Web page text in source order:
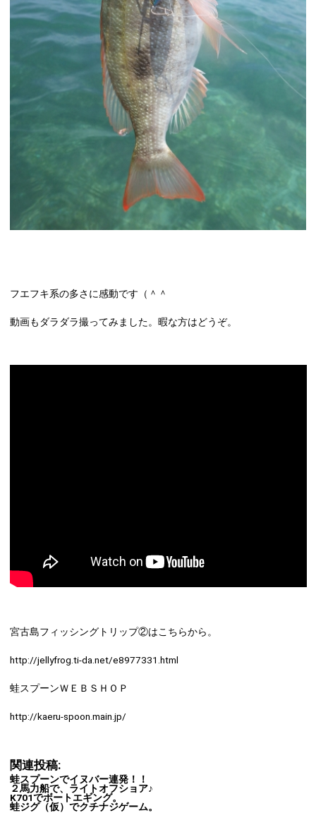
フエフキ系の多さに感動です（＾＾
動画もダラダラ撮ってみました。暇な方はどうぞ。
宮古島フィッシングトリップ②はこちらから。
http://jellyfrog.ti-da.net/e8977331.html
蛙スプーンＷＥＢＳＨＯＰ
http://kaeru-spoon.main.jp/
関連投稿:
蛙スプーンでイヌバー連発！！
２馬力船で、ライトオフショア♪
K701でボートエギング。
蛙ジグ（仮）でクチナジゲーム。